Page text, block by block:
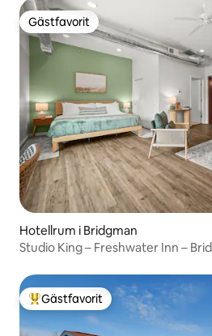
Gästfavorit
Gästfavorit
Hotellrum i Bridgman
Studio King – Freshwater Inn –
Populär gästfavorit
Gästfavorit